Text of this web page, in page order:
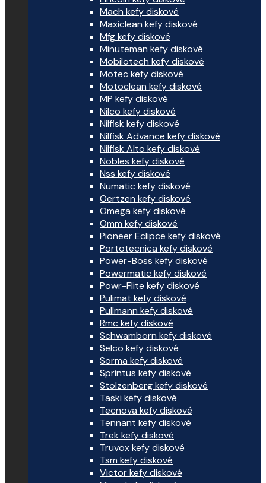
Mach kefy diskové
Maxiclean kefy diskové
Mfg kefy diskové
Minuteman kefy diskové
Mobilotech kefy diskové
Motec kefy diskové
Motoclean kefy diskové
MP kefy diskové
Nilco kefy diskové
Nilfisk kefy diskové
Nilfisk Advance kefy diskové
Nilfisk Alto kefy diskové
Nobles kefy diskové
Nss kefy diskové
Numatic kefy diskové
Oertzen kefy diskové
Omega kefy diskové
Omm kefy diskové
Pioneer Eclipce kefy diskové
Portotecnica kefy diskové
Power-Boss kefy diskové
Powermatic kefy diskové
Powr-Flite kefy diskové
Pulimat kefy diskové
Pullmann kefy diskové
Rmc kefy diskové
Schwamborn kefy diskové
Selco kefy diskové
Sorma kefy diskové
Sprintus kefy diskové
Stolzenberg kefy diskové
Taski kefy diskové
Tecnova kefy diskové
Tennant kefy diskové
Trek kefy diskové
Truvox kefy diskové
Tsm kefy diskové
Victor kefy diskové